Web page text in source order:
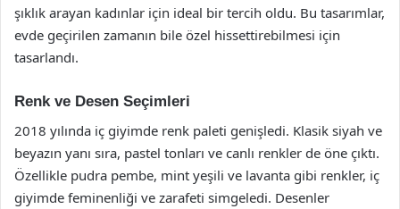
şıklık arayan kadınlar için ideal bir tercih oldu. Bu tasarımlar,
evde geçirilen zamanın bile özel hissettirebilmesi için
tasarlandı.
Renk ve Desen Seçimleri
2018 yılında iç giyimde renk paleti genişledi. Klasik siyah ve
beyazın yanı sıra, pastel tonları ve canlı renkler de öne çıktı.
Özellikle pudra pembe, mint yeşili ve lavanta gibi renkler, iç
giyimde feminenliği ve zarafeti simgeledi. Desenler